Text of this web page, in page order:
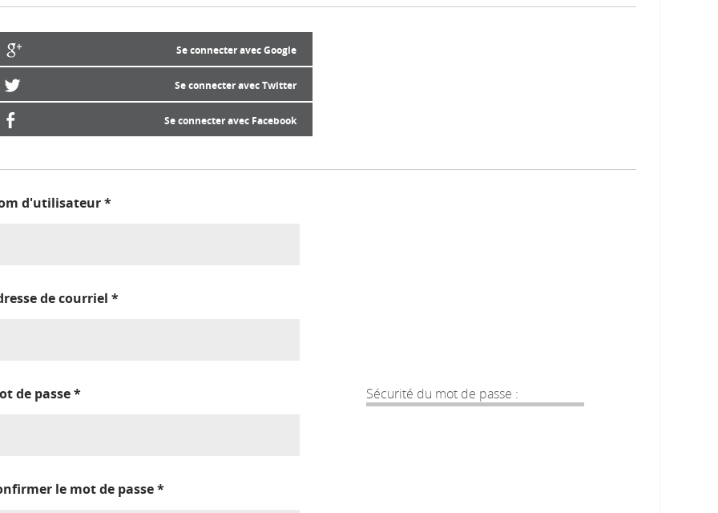
Se connecter avec Google
Se connecter avec Twitter
Se connecter avec Facebook
d'utilisateur*
de courriel *
Sécurité du mot de passe :
de passe*
le mot de passe*